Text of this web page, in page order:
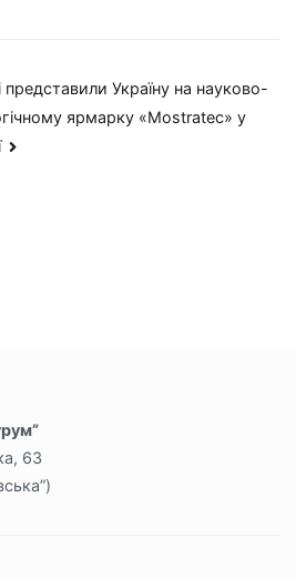
представили Україну на науково-
ярмарку «Mostratec» у
63